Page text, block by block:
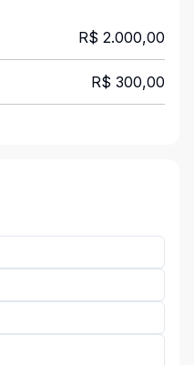
R$ 2.000,00
R$ 300,00